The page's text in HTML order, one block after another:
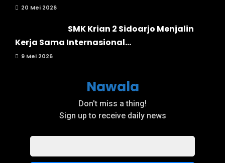
20 Mei 2026
SMK Krian 2 Sidoarjo Menjalin
Kerja Sama Internasional...
9 Mei 2026
Nawala
Don't miss a thing!
Sign up to receive daily news